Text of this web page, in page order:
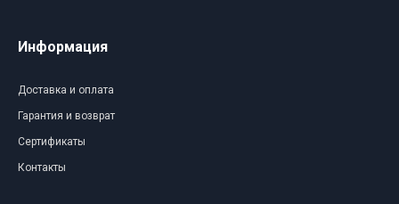
Информация
Доставка и оплата
Гарантия и возврат
Сертификаты
Контакты